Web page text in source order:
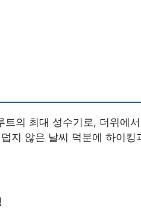
트의 최대 성수기로, 더위에
지 않은 날씨 덕분에 하이